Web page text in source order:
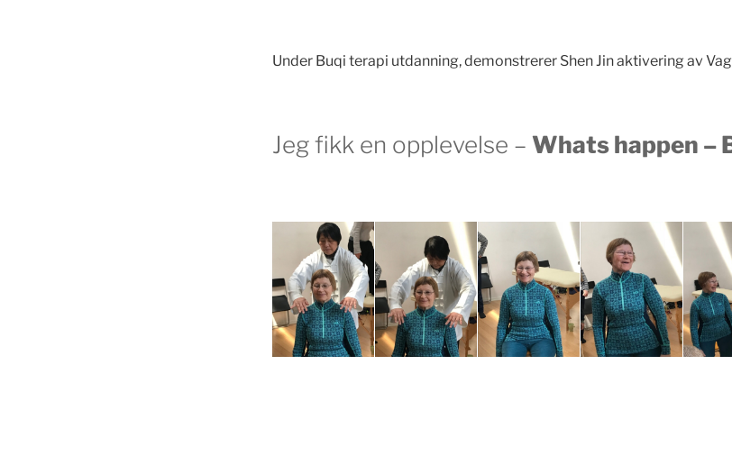
Under Buqi terapi utdanning, demonstrerer Shen Jin aktivering av
Jeg fikk en opplevelse – Whats happen –